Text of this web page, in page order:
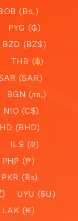
(Bs.)
PYG (₲)
BZD (BZ$)
THB (฿)
(SAR)
BGN (лв.)
NIO (C$)
(BHD)
ILS (₪)
PHP (₱)
PKR (₨)
UYU ($U)
LAK (₭)